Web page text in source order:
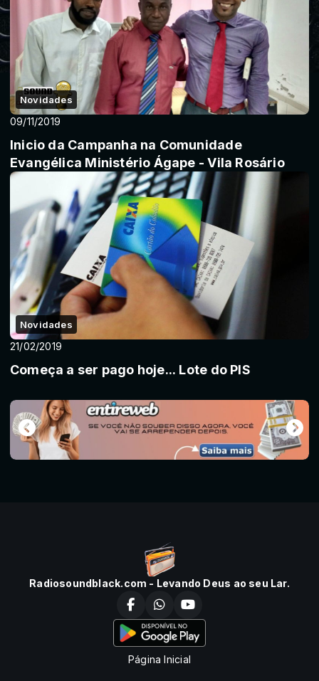
Novidades
09/11/2019
Inicio da Campanha na Comunidade
Evangélica Ministério Ágape - Vila Rosário
Novidades
21/02/2019
Começa a ser pago hoje... Lote do PIS
Radiosoundblack.com - Levando Deus ao seu Lar.
Página Inicial